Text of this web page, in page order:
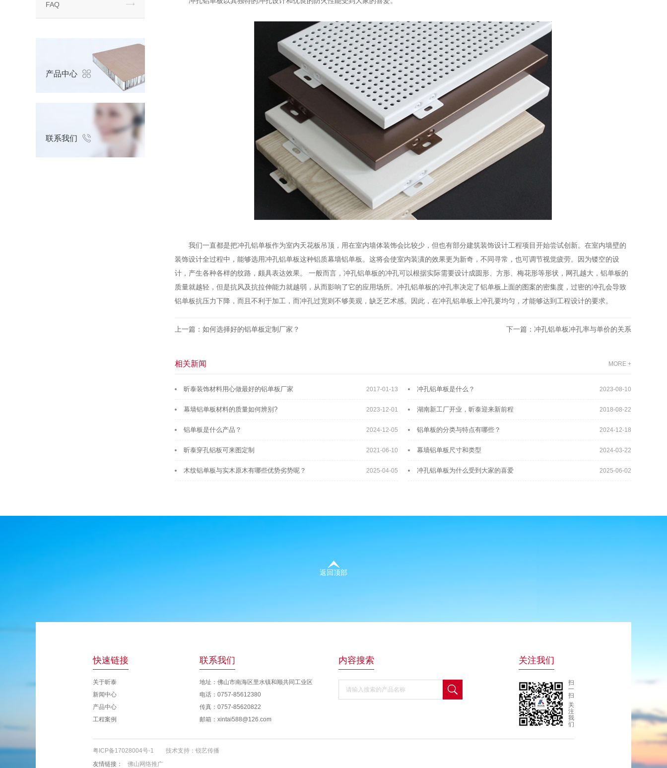
FAQ
产品中心
联系我们
我们一直都是把冲孔铝单板作为室内天花板吊顶，用在室内墙体装饰会比较少，但也有部分建筑装饰设计工程项目开始尝试创新。在室内墙壁的
装饰设计全过程中，能够选用冲孔铝单板这种铝质幕墙铝单板。这将会使室内装潢的效果更为新奇，不同寻常，也可调节视觉疲劳。因为镂空的设
计，产生各种各样的纹路，颇具表达效果。 一般而言，冲孔铝单板的冲孔可以根据实际需要设计成圆形、方形、梅花形等形状，网孔越大，铝单板的
质量就越轻，但是抗风及抗拉伸能力就越弱，从而影响了它的应用场所。冲孔铝单板的冲孔率决定了铝单板上面的图案的密集度，过密的冲孔会导致
铝单板抗压力下降，而且不利于加工，而冲孔过宽则不够美观，缺乏艺术感。因此，在冲孔铝单板上冲孔要均匀，才能够达到工程设计的要求。
上一篇：如何选择好的铝单板定制厂家？ 下一篇：冲孔铝单板冲孔率与单价的关系
相关新闻 MORE +
昕泰装饰材料用心做最好的铝单板厂家 2017-01-13 冲孔铝单板是什么？ 2023-08-10
幕墙铝单板材料的质量如何辨别? 2023-12-01 湖南新工厂开业，昕泰迎来新前程 2018-08-22
铝单板是什么产品？ 2024-12-05 铝单板的分类与特点有哪些？ 2024-12-18
昕泰穿孔铝板可来图定制 2021-06-10 幕墙铝单板尺寸和类型 2024-03-22
木纹铝单板与实木原木有哪些优势劣势呢？ 2025-04-05 冲孔铝单板为什么受到大家的喜爱 2025-06-02
返回顶部
快速链接
关于昕泰
新闻中心
产品中心
工程案例
联系我们
地址：佛山市南海区里水镇和顺共同工业区
电话：0757-85612380
传真：0757-85620822
邮箱：xintai588@126.com
内容搜索
请输入搜索的产品名称
关注我们
扫
一
扫
关
注
我
们
粤ICP备17028004号-1 技术支持： 锐艺传播
友情链接：
佛山网络推广